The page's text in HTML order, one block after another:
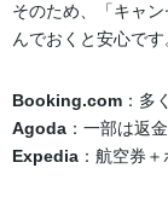
そのため、「キャ
んでおくと安心です
Booking.com ：多
Agoda ：一部は返
Expedia ：航空券